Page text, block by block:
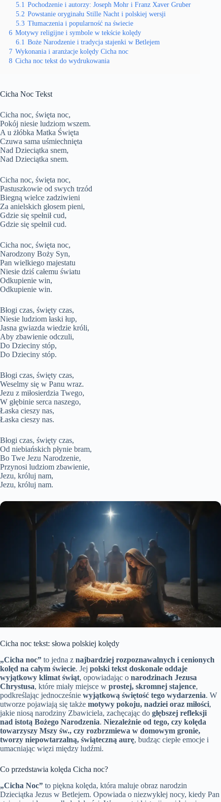
5.1 Pochodzenie i autorzy: Joseph Mohr i Franz Xaver Gruber
5.2 Powstanie oryginału Stille Nacht i polskiej wersji
5.3 Tłumaczenia i popularność na świecie
6 Motywy religijne i symbole w tekście kolędy
6.1 Boże Narodzenie i tradycja stajenki w Betlejem
7 Wykonania i aranżacje kolędy Cicha noc
8 Cicha noc tekst do wydrukowania
Cicha Noc Tekst
Cicha noc, święta noc,
Pokój niesie ludziom wszem.
A u żłóbka Matka Święta
Czuwa sama uśmiechnięta
Nad Dzieciątka snem,
Nad Dzieciątka snem.
Cicha noc, święta noc,
Pastuszkowie od swych trzód
Biegną wielce zadziwieni
Za anielskich głosem pieni,
Gdzie się spełnił cud,
Gdzie się spełnił cud.
Cicha noc, święta noc,
Narodzony Boży Syn,
Pan wielkiego majestatu
Niesie dziś całemu światu
Odkupienie win,
Odkupienie win.
Błogi czas, święty czas,
Niesie ludziom łaski łup,
Jasna gwiazda wiedzie króli,
Aby zbawienie odczuli,
Do Dzieciny stóp,
Do Dzieciny stóp.
Błogi czas, święty czas,
Weselmy się w Panu wraz.
Jezu z miłosierdzia Twego,
W głębinie serca naszego,
Łaska cieszy nas,
Łaska cieszy nas.
Błogi czas, święty czas,
Od niebiańskich płynie bram,
Bo Twe Jezu Narodzenie,
Przynosi ludziom zbawienie,
Jezu, króluj nam,
Jezu, króluj nam.
Cicha noc tekst: słowa polskiej kolędy
„Cicha noc” to jedna z najbardziej rozpoznawalnych i cenionych
kolęd na całym świecie. Jej polski tekst doskonale oddaje
wyjątkowy klimat świąt, opowiadając o narodzinach Jezusa
Chrystusa, które miały miejsce w prostej, skromnej stajence,
podkreślając jednocześnie wyjątkową świętość tego wydarzenia. W
utworze pojawiają się także motywy pokoju, nadziei oraz miłości,
jakie niosą narodziny Zbawiciela, zachęcając do głębszej refleksji
nad istotą Bożego Narodzenia. Niezależnie od tego, czy kolęda
towarzyszy Mszy św., czy rozbrzmiewa w domowym gronie,
tworzy niepowtarzalną, świąteczną aurę, budząc ciepłe emocje i
umacniając więzi między ludźmi.
Co przedstawia kolęda Cicha noc?
„Cicha Noc” to piękna kolęda, która maluje obraz narodzin
Dzieciątka Jezus w Betlejem. Opowiada o niezwykłej nocy, kiedy Pan